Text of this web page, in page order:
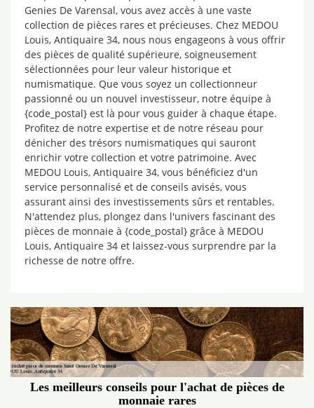
Genies De Varensal, vous avez accès à une vaste
collection de pièces rares et précieuses. Chez MEDOU
Louis, Antiquaire 34, nous nous engageons à vous offrir
des pièces de qualité supérieure, soigneusement
sélectionnées pour leur valeur historique et
numismatique. Que vous soyez un collectionneur
passionné ou un nouvel investisseur, notre équipe à
{code_postal} est là pour vous guider à chaque étape.
Profitez de notre expertise et de notre réseau pour
dénicher des trésors numismatiques qui sauront
enrichir votre collection et votre patrimoine. Avec
MEDOU Louis, Antiquaire 34, vous bénéficiez d'un
service personnalisé et de conseils avisés, vous
assurant ainsi des investissements sûrs et rentables.
N'attendez plus, plongez dans l'univers fascinant des
pièces de monnaie à {code_postal} grâce à MEDOU
Louis, Antiquaire 34 et laissez-vous surprendre par la
richesse de notre offre.
Les meilleurs conseils pour l'achat de pièces de
monnaie rares